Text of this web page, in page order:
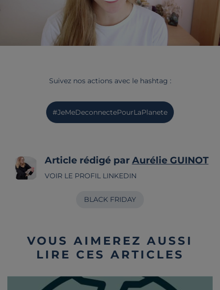
Suivez nos actions avec le hashtag :
#JeMeDeconnectePourLaPlanete
Article rédigé par Aurélie GUINOT
VOIR LE PROFIL LINKEDIN
BLACK FRIDAY
VOUS AIMEREZ AUSSI
LIRE CES ARTICLES